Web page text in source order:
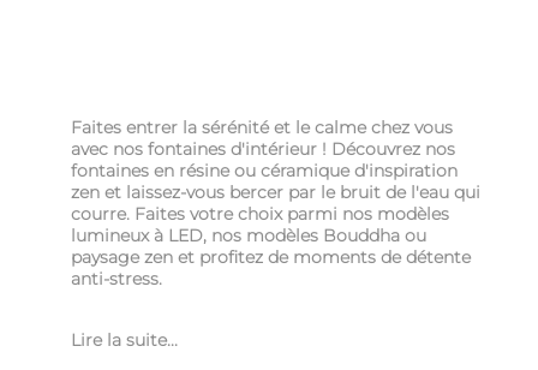
Faites entrer la sérénité et le calme chez vous
avec nos fontaines d'intérieur ! Découvrez nos
fontaines en résine ou céramique d'inspiration
zen et laissez-vous bercer par le bruit de l'eau qui
courre. Faites votre choix parmi nos modèles
lumineux à LED, nos modèles Bouddha ou
paysage zen et profitez de moments de détente
anti-stress.
Lire la suite...